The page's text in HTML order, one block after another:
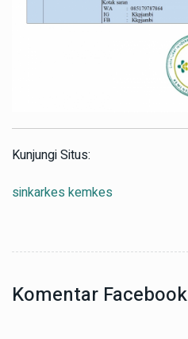
Kunjungi Situs:
sinkarkes kemkes
Komentar Facebook